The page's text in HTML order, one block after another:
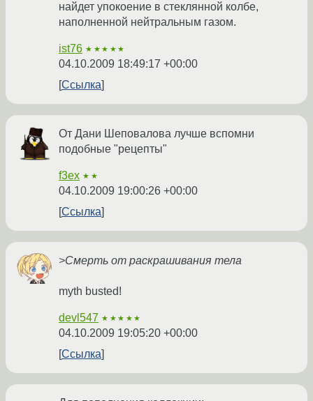
найдет упокоение в стеклянной колбе,
наполненной нейтральным газом.
ist76 ★★★★★
04.10.2009 18:49:17 +00:00
Ссылка
От Дани Шеповалова лучше вспомни
подобные "рецепты"
f3ex ★★
04.10.2009 19:00:26 +00:00
Ссылка
>Смерть от раскрашивания тела
myth busted!
devl547 ★★★★★
04.10.2009 19:05:20 +00:00
Ссылка